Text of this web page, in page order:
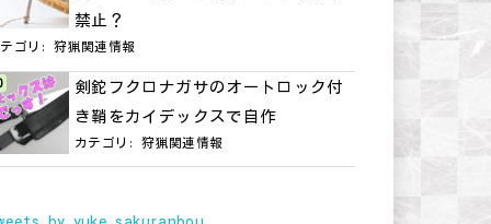
禁止？
テゴリ:狩猟関連情報
剣鉈フクロナガサのオートロック付
き鞘をカイデックスで自作
カテゴリ:狩猟関連情報